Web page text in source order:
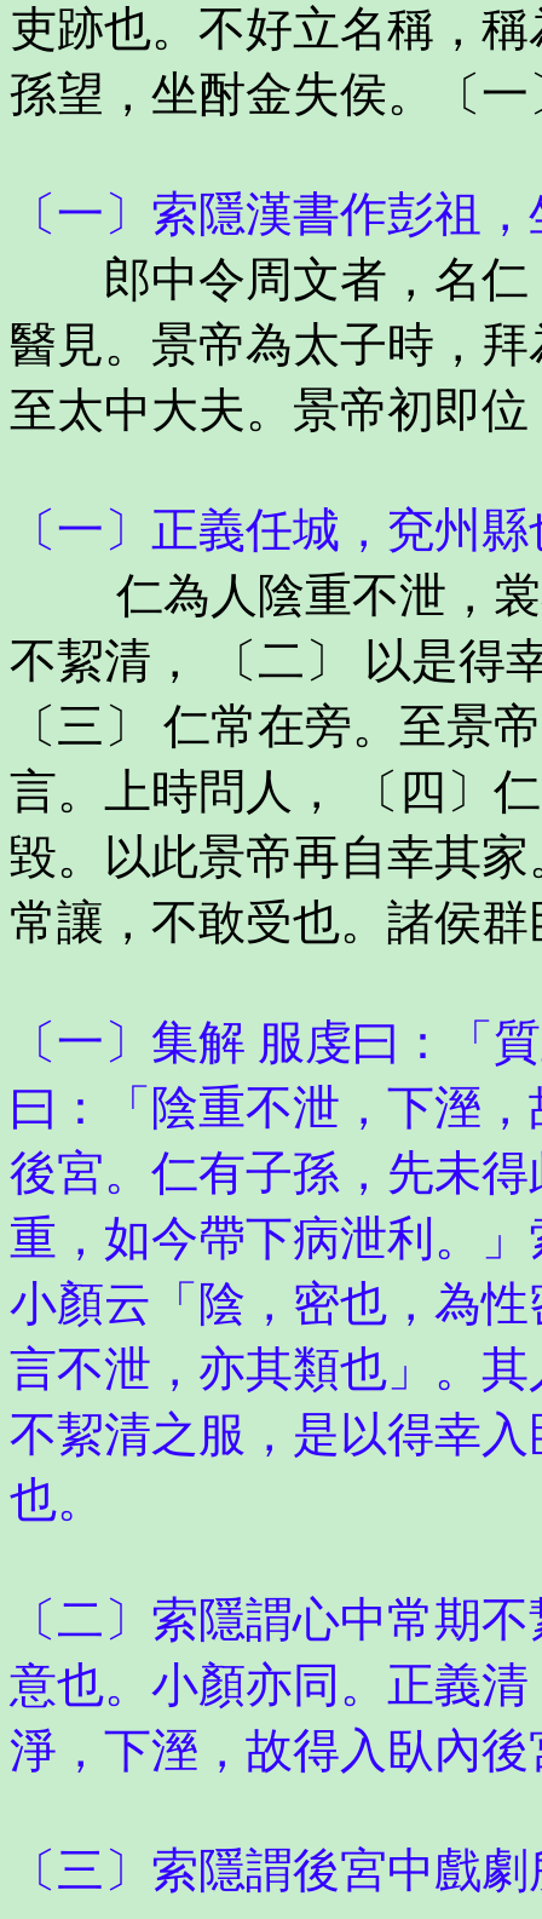
吏跡也。不好立名稱，
孫望，坐酎金失侯。〔一
〔一〕索隱漢書作彭祖
郎中令周文者，名仁
醫見。景帝為太子時，
至太中大夫。景帝初即
〔一〕正義任城，兗州
仁為人陰重不泄，裳
不絜清， 〔二〕 以是得
〔三〕 仁常在旁。至景
言。上時問人， 〔四〕
毀。以此景帝再自幸其
常讓，不敢受也。諸侯
〔一〕集解 服虔曰：「
曰：「陰重不泄，下溼
後宮。仁有子孫，先未
重，如今帶下病泄利。
小顏云「陰，密也，為
言不泄，亦其類也」。
不絜清之服，是以得幸
也。
〔二〕索隱謂心中常期
意也。小顏亦同。正義
淨，下溼，故得入臥內
〔三〕索隱謂後宮中戲